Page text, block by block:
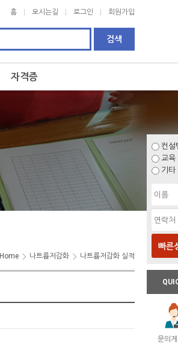
홈 오시는길 로그인 회원가입
자격증
Home 나트륨저감화 나트륨저감화 실적
컨설
교육
기타
빠른
문의